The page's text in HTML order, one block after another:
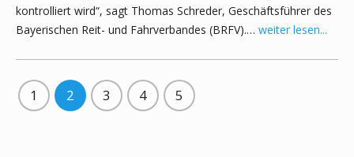
kontrolliert wird“, sagt Thomas Schreder, Geschäftsführer des
Bayerischen Reit- und Fahrverbandes (BRFV).… weiter lesen...
1 2 3 4 5